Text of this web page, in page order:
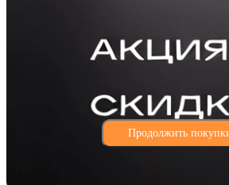
Продолжить